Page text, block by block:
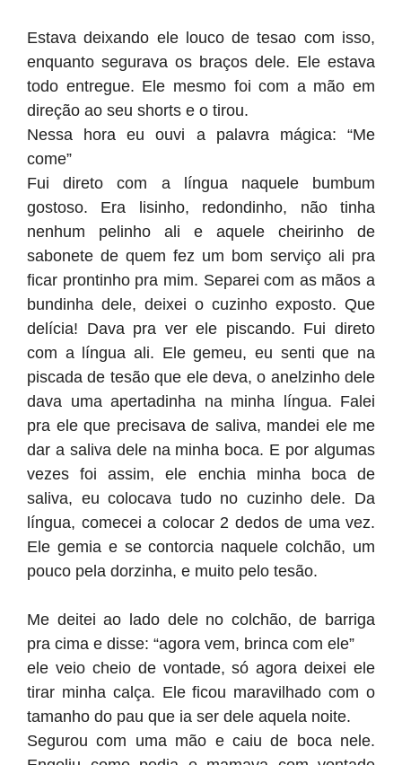
Estava deixando ele louco de tesao com isso,
enquanto segurava os braços dele. Ele estava
todo entregue. Ele mesmo foi com a mão em
direção ao seu shorts e o tirou.
Nessa hora eu ouvi a palavra mágica: “Me
come”
Fui direto com a língua naquele bumbum
gostoso. Era lisinho, redondinho, não tinha
nenhum pelinho ali e aquele cheirinho de
sabonete de quem fez um bom serviço ali pra
ficar prontinho pra mim. Separei com as mãos a
bundinha dele, deixei o cuzinho exposto. Que
delícia! Dava pra ver ele piscando. Fui direto
com a língua ali. Ele gemeu, eu senti que na
piscada de tesão que ele deva, o anelzinho dele
dava uma apertadinha na minha língua. Falei
pra ele que precisava de saliva, mandei ele me
dar a saliva dele na minha boca. E por algumas
vezes foi assim, ele enchia minha boca de
saliva, eu colocava tudo no cuzinho dele. Da
língua, comecei a colocar 2 dedos de uma vez.
Ele gemia e se contorcia naquele colchão, um
pouco pela dorzinha, e muito pelo tesão.
Me deitei ao lado dele no colchão, de barriga
pra cima e disse: “agora vem, brinca com ele”
ele veio cheio de vontade, só agora deixei ele
tirar minha calça. Ele ficou maravilhado com o
tamanho do pau que ia ser dele aquela noite.
Segurou com uma mão e caiu de boca nele.